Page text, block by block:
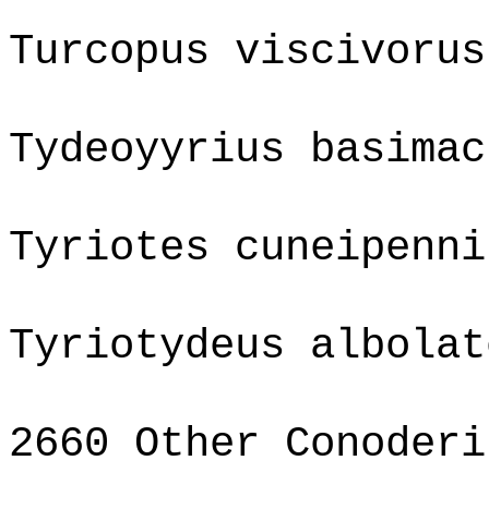
Turcopus viscivorus
Tydeoyyrius
Tyriotes
Tyriotydeus
2660 Other